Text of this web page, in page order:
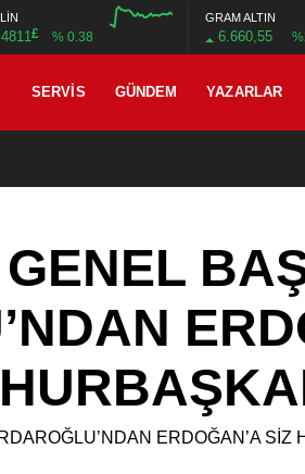
£ % 0.38
GRAM ALTIN
6.660,55
SERVIS GÜNDEM YAZARLAR